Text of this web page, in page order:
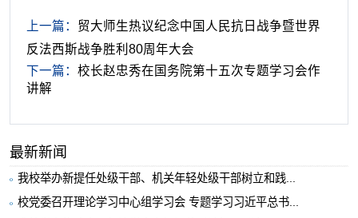
上一篇： 贸大师生热议纪念中国人民抗日战争暨世界
反法西斯战争胜利80周年大会
下一篇： 校长赵忠秀在国务院第十五次专题学习会作
讲解
最新新闻
我校举办新提任处级干部、机关年轻处级干部树立和践...
校党委召开理论学习中心组学习会 专题学习习近平总书...